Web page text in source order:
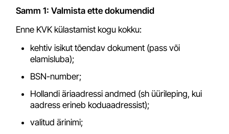
Samm 1: Valmista ette dokumendid
Enne KVK külastamist kogu kokku:
kehtiv isikut tõendav dokument (pass või
elamisluba);
BSN-number;
Hollandi äriaadressi andmed (sh üürileping, kui
aadress erineb koduaadressist);
valitud ärinimi;